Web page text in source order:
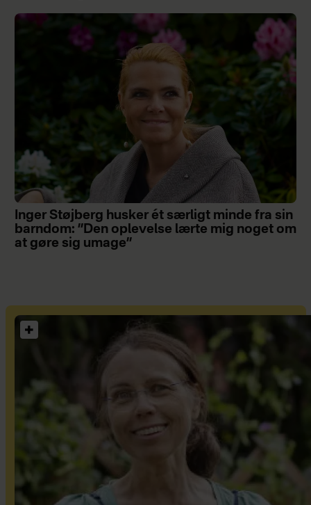
Inger Støjberg husker ét særligt minde fra sin
barndom: ”Den oplevelse lærte mig noget om
at gøre sig umage”